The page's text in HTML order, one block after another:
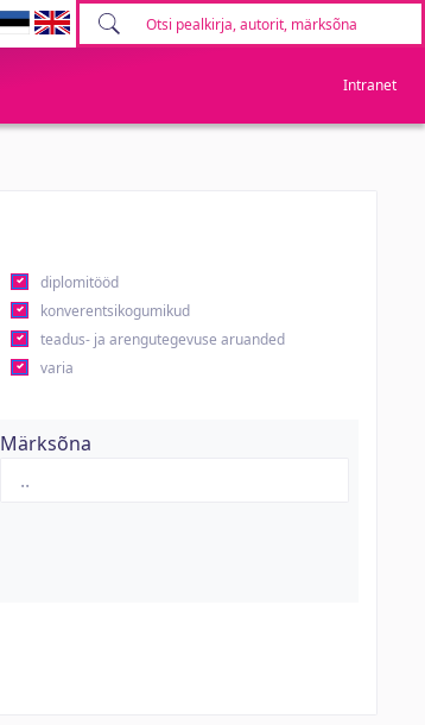
Intranet
diplomitööd
konverentsikogumikud
teadus- ja arengutegevuse aruanded
varia
Märksõna